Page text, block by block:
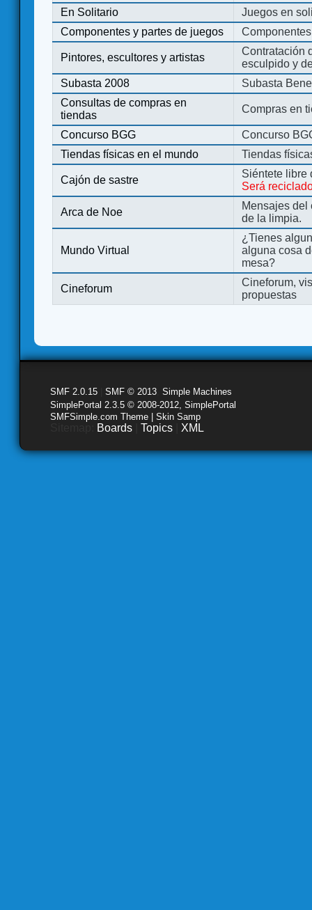
En Solitario
Juegos en
Componentes y partes de juegos
Pintores, escultores y artistas
Contratación
esculpido y
Subasta 2008
Subasta
Consultas de compras en
tiendas
Compras en
Concurso BGG
Concurso
Tiendas físicas en el mundo
Tiendas
Cajón de sastre
Siéntete libre
Será
Arca de Noe
Mensajes del
de la limpia.
Mundo Virtual
¿Tienes
alguna cosa
mesa?
Cineforum
Cineforum,
propuestas
SMF 2.0.15 SMF © 2013 Simple Machines
SimplePortal 2.3.5 © 2008-2012, SimplePortal
SMFSimple.com Theme | Skin Samp
Boards Topics XML